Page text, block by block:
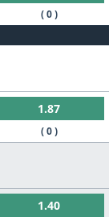
( 0 )
1.87
( 0 )
1.40